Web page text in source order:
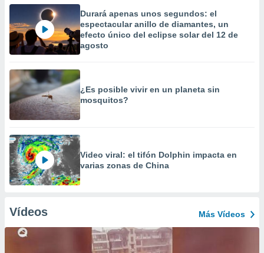
Durará apenas unos segundos: el
espectacular anillo de diamantes, un
efecto único del eclipse solar del 12 de
agosto
¿Es posible vivir en un planeta sin
mosquitos?
Video viral: el tifón Dolphin impacta en
varias zonas de China
Vídeos Más Vídeos